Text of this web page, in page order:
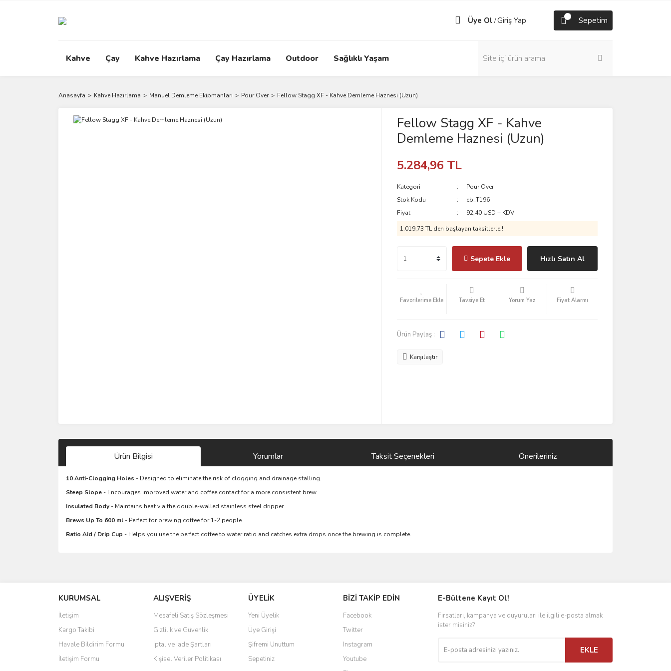
Üye Ol /Giriş Yap Sepetim
Kahve Çay Kahve Hazırlama Çay Hazırlama Outdoor Sağlıklı Yaşam
Anasayfa Kahve Hazırlama Manuel Demleme Ekipmanları Pour Over Fellow Stagg XF - Kahve Demleme Haznesi (Uzun)
Fellow Stagg XF - Kahve
Demleme Haznesi (Uzun)
5.284,96 TL
Kategori
Pour Over
Stok Kodu
eb_T196
Fiyat
92,40 USD + KDV
1.019,73 TL den başlayan taksitlerle!!
Sepete Ekle Hızlı Satın Al
Tavsiye Et Yorum Yaz Fiyat Alarmı
Ürün Paylaş :
Karşılaştır
Ürün Bilgisi Yorumlar Taksit Seçenekleri Önerileriniz
10 Anti-Clogging Holes - Designed to eliminate the risk of clogging and drainage stalling.
Steep Slope - Encourages improved water and coffee contact for a more consistent brew.
Insulated Body - Maintains heat via the double-walled stainless steel dripper.
Brews Up To 600 ml - Perfect for brewing coffee for 1-2 people.
Ratio Aid / Drip Cup - Helps you use the perfect coffee to water ratio and catches extra drops once the brewing is complete.
Ürün resmi kalitesiz, bozuk veya görüntülenemiyor.
Ürün açıklamasında eksik bilgiler bulunuyor.
Ürün bilgilerinde hatalar bulunuyor.
Ürün fiyatı diğer sitelerden daha pahalı.
Bu ürüne benzer farklı alternatifler olmalı.
KURUMSAL
İletişim
Kargo Takibi
Havale Bildirim Formu
İletişim Formu
ALIŞVERİŞ
Mesafeli Satış Sözleşmesi
Gizlilik ve Güvenlik
İptal ve İade Şartları
Kişisel Veriler Politikası
ÜYELİK
Yeni Üyelik
Üye Girişi
Şifremi Unuttum
Sepetiniz
BİZİ TAKİP EDİN
Facebook
Twitter
Instagram
Youtube
E-Bültene Kayıt Ol!
Fırsatları, kampanya ve duyuruları ile ilgili e-posta almak
ister misiniz?
EKLE